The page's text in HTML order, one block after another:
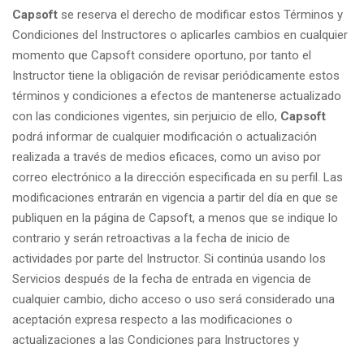
Capsoft se reserva el derecho de modificar estos Términos y
Condiciones del Instructores o aplicarles cambios en cualquier
momento que Capsoft considere oportuno, por tanto el
Instructor tiene la obligación de revisar periódicamente estos
términos y condiciones a efectos de mantenerse actualizado
con las condiciones vigentes, sin perjuicio de ello, Capsoft
podrá informar de cualquier modificación o actualización
realizada a través de medios eficaces, como un aviso por
correo electrónico a la dirección especificada en su perfil. Las
modificaciones entrarán en vigencia a partir del día en que se
publiquen en la página de Capsoft, a menos que se indique lo
contrario y serán retroactivas a la fecha de inicio de
actividades por parte del Instructor. Si continúa usando los
Servicios después de la fecha de entrada en vigencia de
cualquier cambio, dicho acceso o uso será considerado una
aceptación expresa respecto a las modificaciones o
actualizaciones a las Condiciones para Instructores y